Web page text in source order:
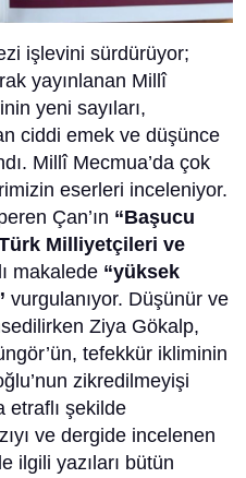
işlevini sürdürüyor;
yayınlanan Millî
yeni sayıları,
ciddi emek ve düşünce
Millî Mecmua’da çok
eserleri inceleniyor.
Çan’ın “Başucu
Milliyetçileri ve
makalede “yüksek
vurgulanıyor. Düşünür ve
Ziya Gökalp,
tefekkür ikliminin
zikredilmeyişi
etraflı şekilde
ve dergide incelenen
ilgili yazıları bütün